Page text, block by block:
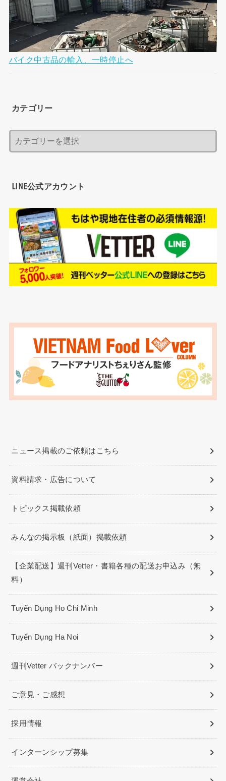
バイク中古品の輸入、一時停止へ
カテゴリー
LINE公式アカウント
ニュース掲載のご依頼はこちら
資料請求・広告について
トピックス掲載依頼
みんなの掲示板（紙面）掲載依頼
【企業配送】週刊Vetter・書籍各種の配送お申込み（無
料）
Tuyển Dụng Ho Chi Minh
Tuyển Dụng Ha Noi
週刊Vetter バックナンバー
ご意見・ご感想
採用情報
インターンシップ募集